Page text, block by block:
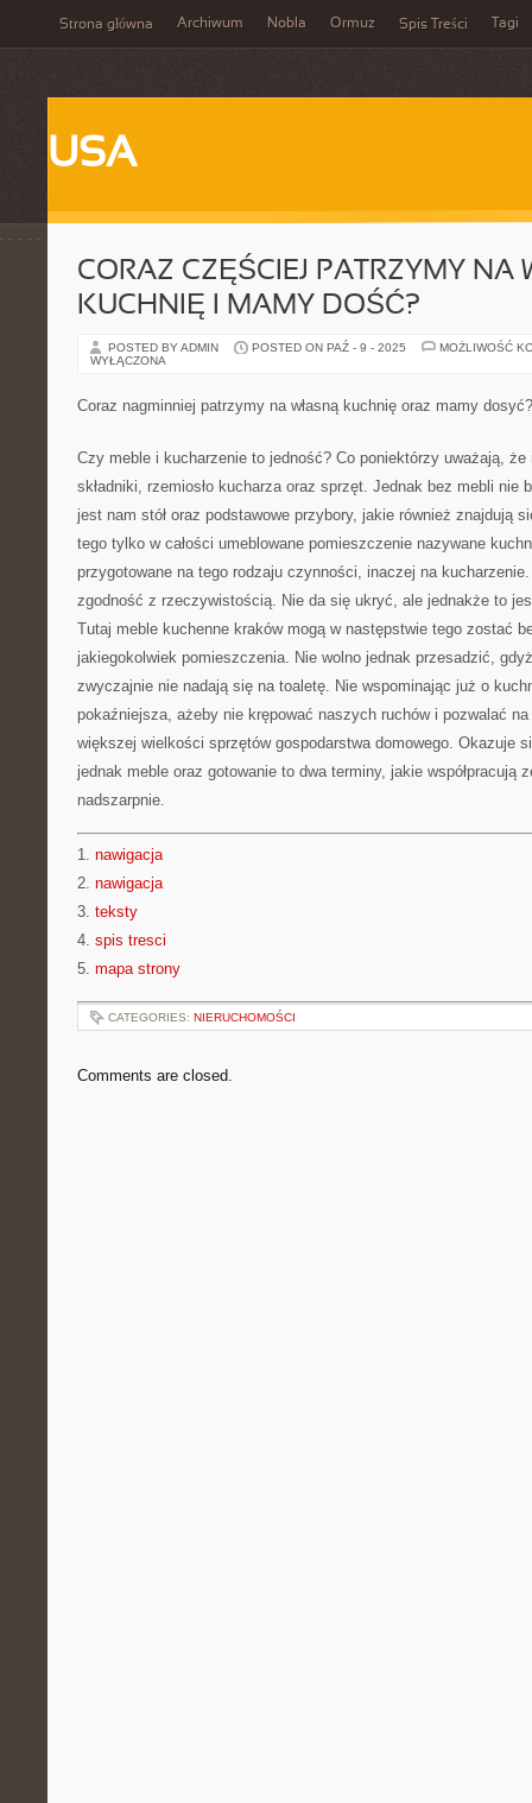
Strona główna Archiwum Nobla Ormuz Spis Treści Tagi
USA
CORAZ CZĘŚCIEJ PATRZYMY NA
KUCHNIĘ I MAMY DOŚĆ?
POSTED BY ADMIN POSTED ON PAŹ - 9 - 2025
MOŻLIWOŚĆ
WYŁĄCZONA
Coraz nagminniej patrzymy na własną kuchnię oraz mamy dosyć?
Czy meble i kucharzenie to jedność? Co poniektórzy uważają,
składniki, rzemiosło kucharza oraz sprzęt. Jednak bez mebli nie
jest nam stół oraz podstawowe przybory, jakie również znajdują
tego tylko w całości umeblowane pomieszczenie nazywane
przygotowane na tego rodzaju czynności, inaczej na
zgodność z rzeczywistością. Nie da się ukryć, ale jednakże to
Tutaj meble kuchenne kraków mogą w następstwie tego zostać
jakiegokolwiek pomieszczenia. Nie wolno jednak przesadzić,
zwyczajnie nie nadają się na toaletę. Nie wspominając już o
pokaźniejsza, ażeby nie krępować naszych ruchów i pozwalać
większej wielkości sprzętów gospodarstwa domowego. Okazuje
jednak meble oraz gotowanie to dwa terminy, jakie współpracują
nadszarpnie.
1. nawigacja
2. nawigacja
3. teksty
4. spis tresci
5. mapa strony
CATEGORIES: NIERUCHOMOŚCI
Comments are closed.